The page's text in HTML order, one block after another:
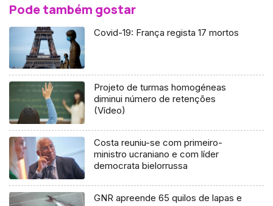
Pode também gostar
Covid-19: França regista 17 mortos
Projeto de turmas homogéneas
diminui número de retenções
(Vídeo)
Costa reuniu-se com primeiro-
ministro ucraniano e com líder
democrata bielorrussa
GNR apreende 65 quilos de lapas e